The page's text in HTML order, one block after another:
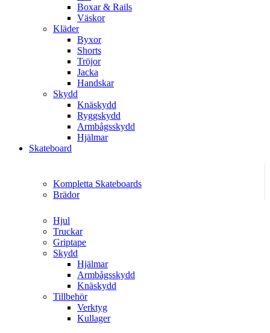
Boxar & Rails
Väskor
Kläder
Byxor
Shorts
Tröjor
Jacka
Handskar
Skydd
Knäskydd
Ryggskydd
Armbågsskydd
Hjälmar
Skateboard
Kompletta Skateboards
Brädor
Hjul
Truckar
Griptape
Skydd
Hjälmar
Armbågsskydd
Knäskydd
Tillbehör
Verktyg
Kullager